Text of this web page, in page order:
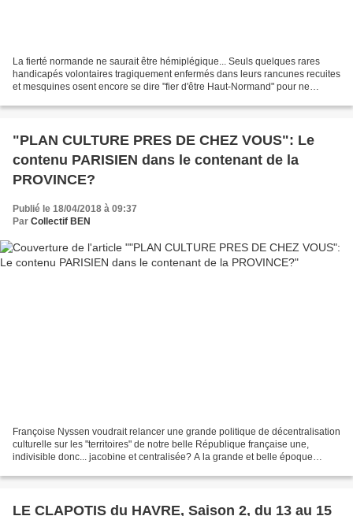
La fierté normande ne saurait être hémiplégique... Seuls quelques rares
handicapés volontaires tragiquement enfermés dans leurs rancunes recuites
et mesquines osent encore se dire "fier d'être Haut-Normand" pour ne
"PLAN CULTURE PRES DE CHEZ VOUS": Le
contenu PARISIEN dans le contenant de la
PROVINCE?
Publié le 18/04/2018 à 09:37
Par Collectif BEN
Françoise Nyssen voudrait relancer une grande politique de décentralisation
culturelle sur les "territoires" de notre belle République française une,
indivisible donc... jacobine et centralisée? A la grande et belle époque
LE CLAPOTIS du HAVRE, Saison 2, du 13 au 15